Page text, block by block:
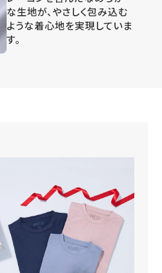
な生地が、やさしく包み込む
ような着心地を実現していま
す。